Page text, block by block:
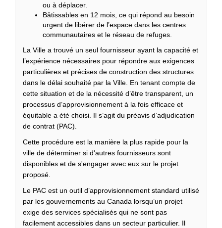
ou à déplacer.
Bâtissables en 12 mois, ce qui répond au besoin
urgent de libérer de l’espace dans les centres
communautaires et le réseau de refuges.
La Ville a trouvé un seul fournisseur ayant la capacité et
l’expérience nécessaires pour répondre aux exigences
particulières et précises de construction des structures
dans le délai souhaité par la Ville. En tenant compte de
cette situation et de la nécessité d’être transparent, un
processus d’approvisionnement à la fois efficace et
équitable a été choisi. Il s’agit du préavis d’adjudication
de contrat (PAC).
Cette procédure est la manière la plus rapide pour la
ville de déterminer si d'autres fournisseurs sont
disponibles et de s'engager avec eux sur le projet
proposé.
Le PAC est un outil d’approvisionnement standard utilisé
par les gouvernements au Canada lorsqu’un projet
exige des services spécialisés qui ne sont pas
facilement accessibles dans un secteur particulier. Il